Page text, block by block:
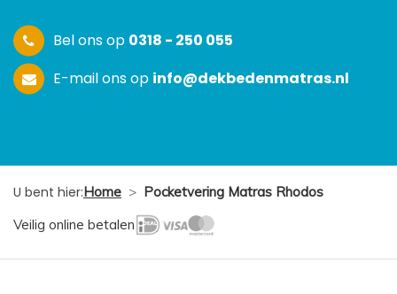
Bel ons op 0318 - 250 055
E-mail ons op info@dekbedenmatras.nl
U bent hier:Home > Pocketvering Matras Rhodos
Veilig online betalen